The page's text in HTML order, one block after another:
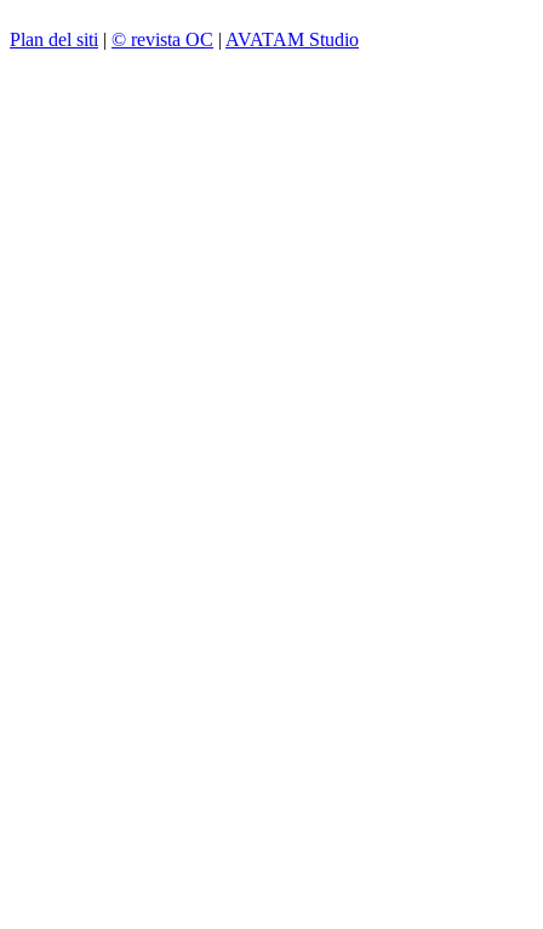
Plan del siti | © revista OC | AVATAM Studio